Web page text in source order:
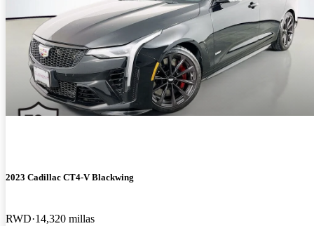
2023 Cadillac CT4-V Blackwing
RWD 14,320 millas